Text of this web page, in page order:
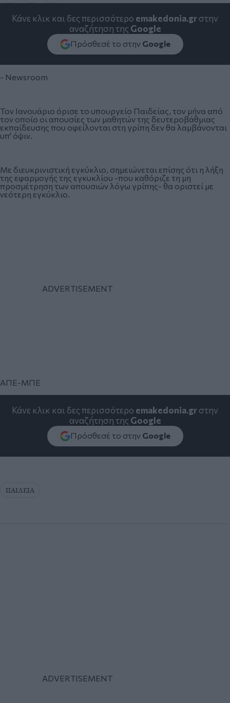
Κάνε κλικ και δες περισσότερο emakedonia.grστην
αναζήτηση της Google
Πρόσθεσέ το στην Google
- Newsroom
Τον Ιανουάριο όρισε το υπουργείο Παιδείας, τον μήνα από
τον οποίο οι απουσίες των μαθητών της δευτεροβάθμιας
εκπαίδευσης που οφείλονται στη γρίπη δεν θα λαμβάνονται
υπ' όψιν.
Με διευκρινιστική εγκύκλιο, σημειώνεται επίσης ότι η λήξη
της εφαρμογής της εγκυκλίου -που καθόριζε τη μη
προσμέτρηση των απουσιών λόγω γρίπης- θα οριστεί με
νεότερη εγκύκλιο.
ΑΠΕ-ΜΠΕ
Κάνε κλικ και δες περισσότερο emakedonia.grστην
αναζήτηση της Google
Πρόσθεσέ το στην Google
ΠΑΙΔΕΙΑ